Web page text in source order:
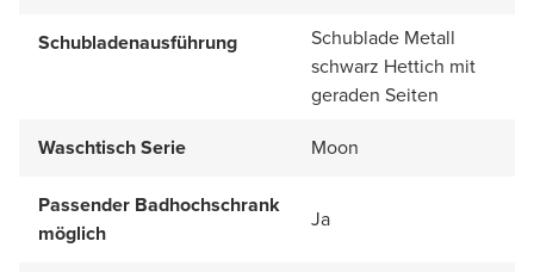
Schubladenausführung
Schublade Metall
schwarz Hettich mit
geraden Seiten
Waschtisch Serie
Moon
Passender Badhochschrank
möglich
Ja